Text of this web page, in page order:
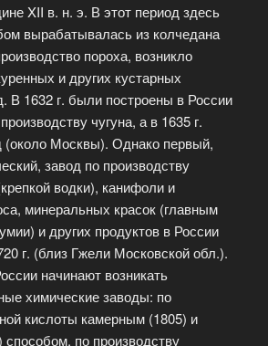
XII в. н. э. В этот период здесь
вырабатывалась из колчедана
пороха, возникло
и других кустарных
В 1632 г. были построены в России
чугуна, а в 1635 г.
(около Москвы). Однако первый,
завод по производству
водки), канифоли и
минеральных красок (главным
и других продуктов в России
г. (близ Гжели Московской обл.).
начинают возникать
химические заводы: по
кислоты камерным (1805) и
способом, по производству